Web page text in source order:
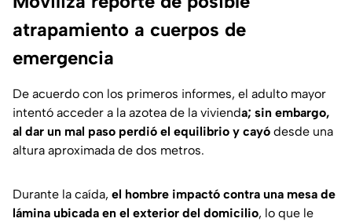
atrapamiento a cuerpos de
emergencia
De acuerdo con los primeros informes, el adulto mayor
intentó acceder a la azotea de la vivienda; sin embargo,
al dar un mal paso perdió el equilibrio y cayó desde una
altura aproximada de dos metros.
Durante la caída, el hombre impactó contra una mesa de
lámina ubicada en el exterior del domicilio, lo que le